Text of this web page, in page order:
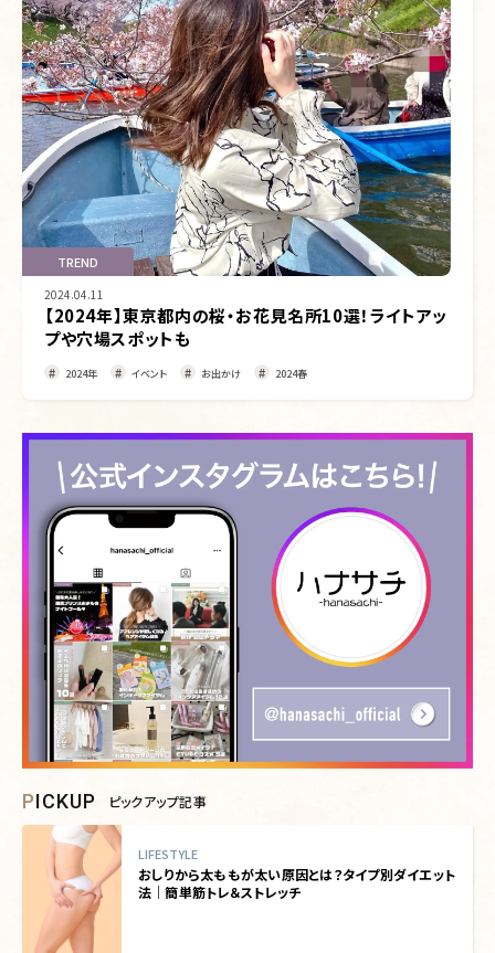
TREND
2024.04.11
【2024年】東京都内の桜・お花見名所10選！ライトアッ
プや穴場スポットも
2024年 イベント お出かけ 2024春
PICKUP ピックアップ記事
LIFESTYLE
おしりから太ももが太い原因とは？タイプ別ダイエット
法｜簡単筋トレ＆ストレッチ